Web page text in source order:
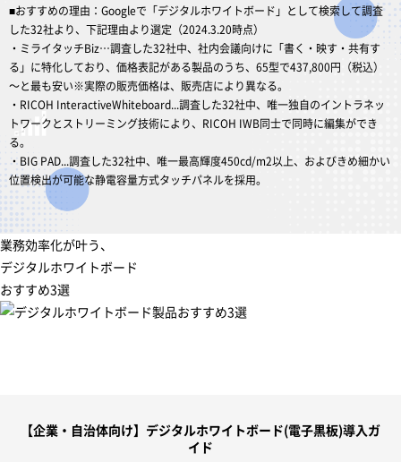
■おすすめの理由：Googleで「デジタルホワイトボード」として検索して調査
した32社より、下記理由より選定（2024.3.20時点）
・ミライタッチBiz…調査した32社中、社内会議向けに「書く・映す・共有す
る」に特化しており、価格表記がある製品のうち、65型で437,800円（税込）
～と最も安い※実際の販売価格は、販売店により異なる。
・RICOH InteractiveWhiteboard...調査した32社中、唯一独自のイントラネッ
トワークとストリーミング技術により、RICOH IWB同士で同時に編集ができ
る。
・BIG PAD...調査した32社中、唯一最高輝度450cd/m2以上、およびきめ細かい
位置検出が可能な静電容量方式タッチパネルを採用。
業務効率化が叶う、
デジタルホワイトボード
おすすめ3選
【企業・自治体向け】デジタルホワイトボード(電子黒板)導入ガ
イド